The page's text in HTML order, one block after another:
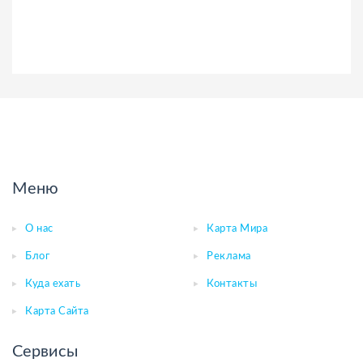
Меню
О нас Карта Мира
Блог Реклама
Куда ехать Контакты
Карта Сайта
Сервисы